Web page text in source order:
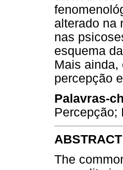
alterado na
nas
esquema
Mais ainda,
percepção
Palavras-
Percepção;
ABSTRACT
The